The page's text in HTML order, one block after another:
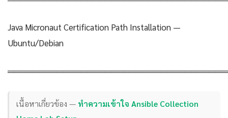
Java Micronaut Certification Path Installation —
Ubuntu/Debian
เนื้อหาเกี่ยวข้อง — ทำความเข้าใจ Ansible Collection